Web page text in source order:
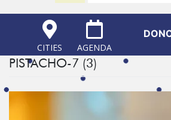
CITIES AGENDA
PISTACHO-7 (3)